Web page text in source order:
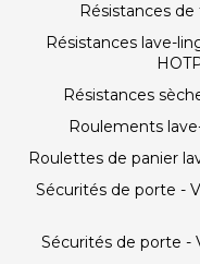
Résistances
Résistances lave-
Résistances
Roulements
Roulettes de panier
Sécurités de porte -
Sécurités de porte -